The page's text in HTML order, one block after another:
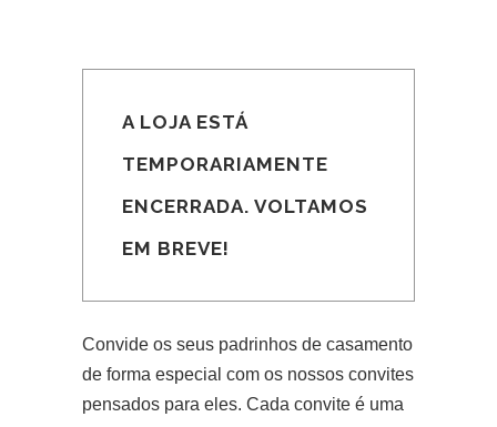
A LOJA ESTÁ
TEMPORARIAMENTE
ENCERRADA. VOLTAMOS
EM BREVE!
Convide os seus padrinhos de casamento
de forma especial com os nossos convites
pensados para eles. Cada convite é uma